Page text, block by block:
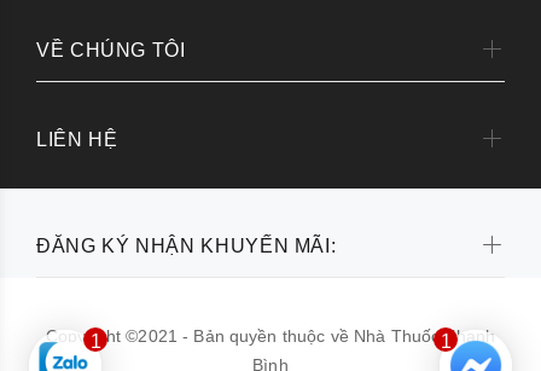
ĐĂNG KÝ NHẬN KHUYẾN MÃI:
VỀ CHÚNG TÔI
LIÊN HỆ
Copyright ©2021 - Bản quyền thuộc về Nhà Thuốc Thanh
Bình
1
1